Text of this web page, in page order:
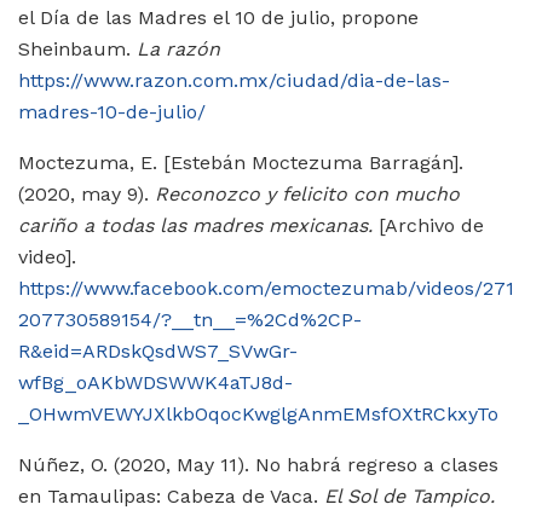
el Día de las Madres el 10 de julio, propone
Sheinbaum. La razón
https://www.razon.com.mx/ciudad/dia-de-las-
madres-10-de-julio/
Moctezuma, E. [Estebán Moctezuma Barragán].
(2020, may 9). Reconozco y felicito con mucho
cariño a todas las madres mexicanas. [Archivo de
video].
https://www.facebook.com/emoctezumab/videos/271
207730589154/?__tn__=%2Cd%2CP-
R&eid=ARDskQsdWS7_SVwGr-
wfBg_oAKbWDSWWK4aTJ8d-
_OHwmVEWYJXlkbOqocKwglgAnmEMsfOXtRCkxyTo
Núñez, O. (2020, May 11). No habrá regreso a clases
en Tamaulipas: Cabeza de Vaca. El Sol de Tampico.